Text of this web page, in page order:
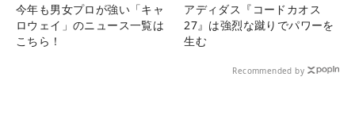
今年も男女プロが強い「キャ
ロウェイ」のニュース一覧は
こちら！
アディダス『コードカオス
27』は強烈な蹴りでパワーを
生む
Recommended by